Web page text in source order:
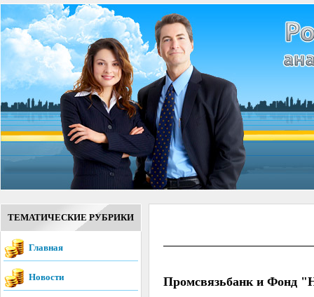
ТЕМАТИЧЕСКИЕ РУБРИКИ
Главная
Новости Промсвязьбанк и Фонд